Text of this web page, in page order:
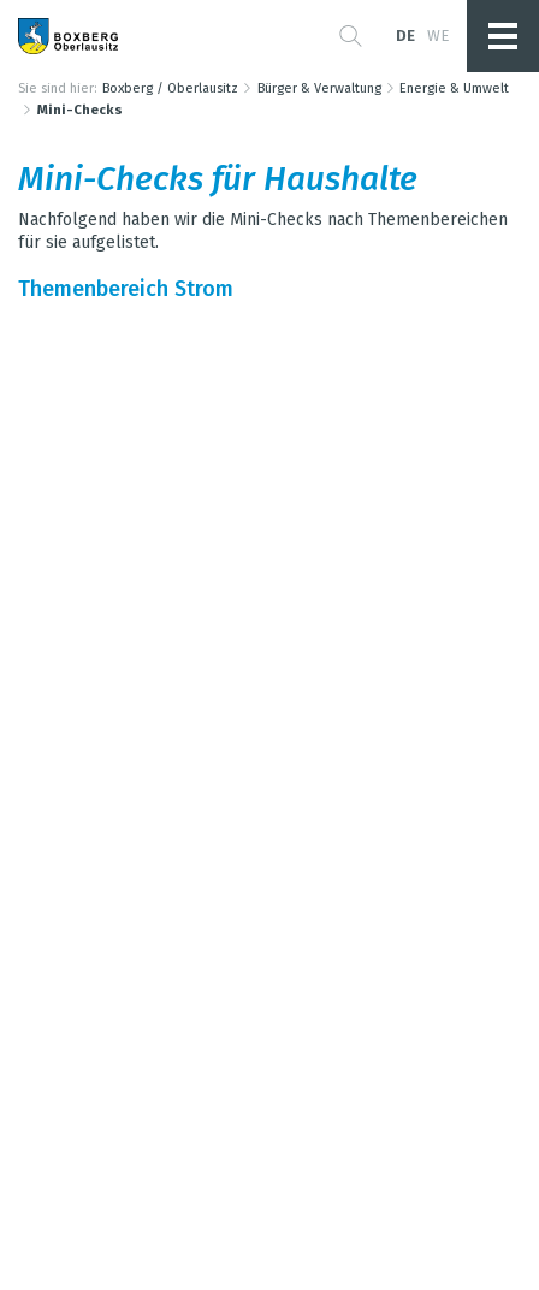
DE WE
Sie sind hier: Boxberg / Oberlausitz Bürger & Verwaltung
Energie & Umwelt
Mini-Checks
Mini-Checks für Haus­halte
Nach­fol­gend haben wir die Mini-Checks nach The­men­be­rei­chen
für sie auf­ge­lis­tet.
The­men­be­reich Strom